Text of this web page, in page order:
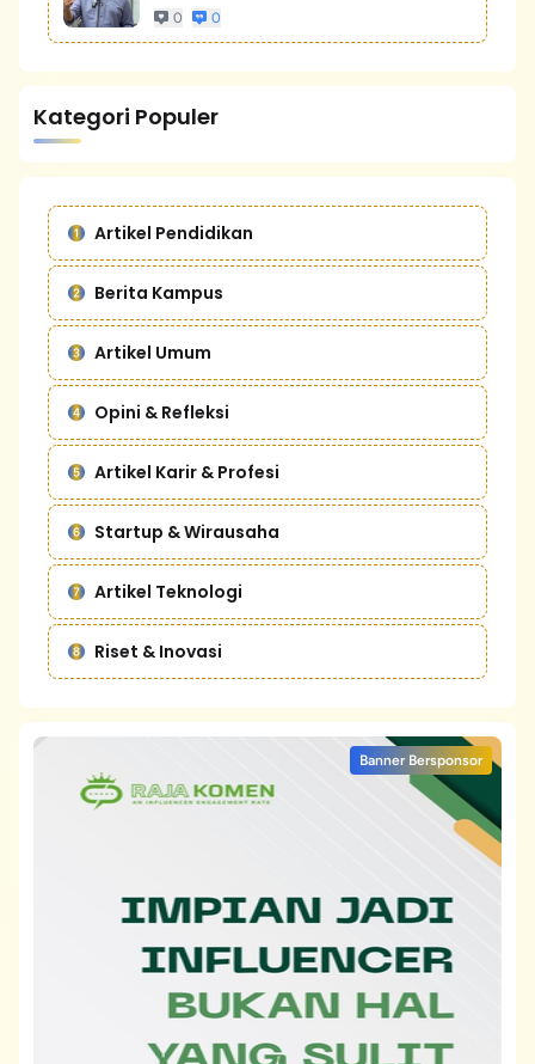
0 0
Kategori Populer
Artikel Pendidikan
Berita Kampus
Artikel Umum
Opini & Refleksi
Artikel Karir & Profesi
Startup & Wirausaha
Artikel Teknologi
Riset & Inovasi
Banner Bersponsor